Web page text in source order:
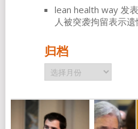
lean health way发
人被突袭拘留表示
归档
归
档